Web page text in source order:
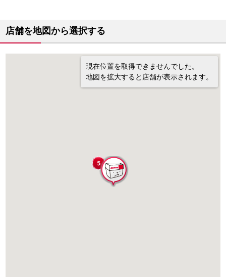
店舗を地図から選択する
現在位置を取得できませんでした。
地図を拡大すると店舗が表示されます。